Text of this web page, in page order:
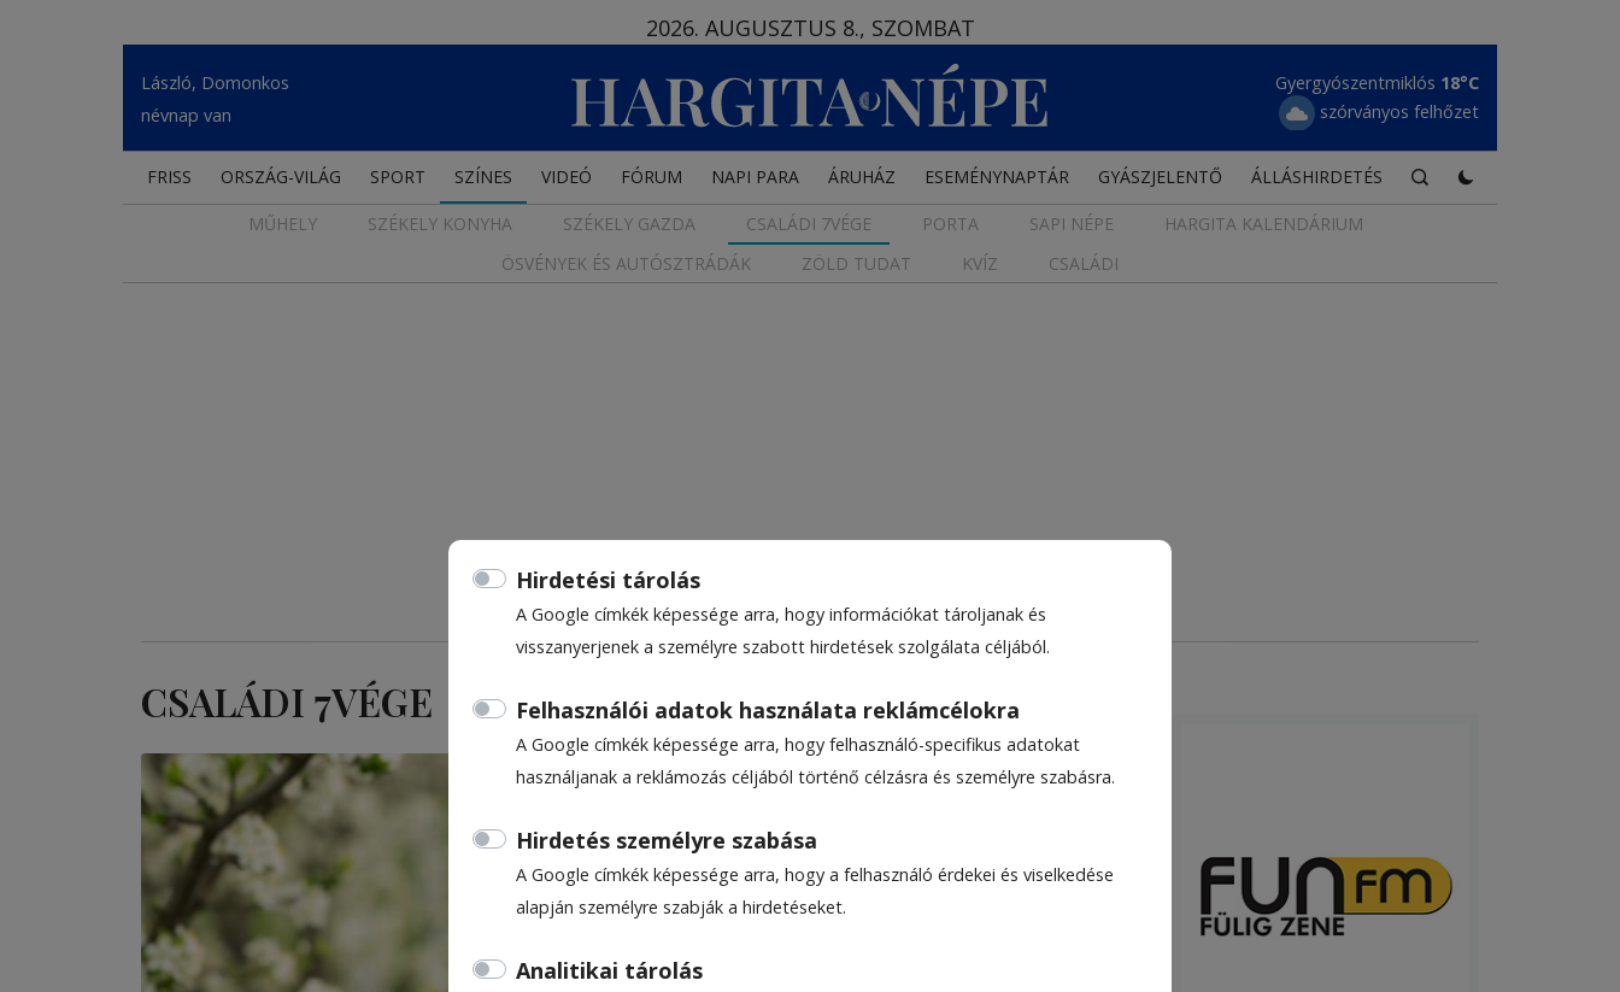
Hirdetési tárolás
A Google címkék képessége arra, hogy információkat tároljanak és
visszanyerjenek a személyre szabott hirdetések szolgálata céljából.
Felhasználói adatok használata reklámcélokra
A Google címkék képessége arra, hogy felhasználó-specifikus adatokat
használjanak a reklámozás céljából történő célzásra és személyre szabásra.
Hirdetés személyre szabása
A Google címkék képessége arra, hogy a felhasználó érdekei és viselkedése
alapján személyre szabják a hirdetéseket.
Analitikai tárolás
2026. AUGUSZTUS 8., SZOMBAT
László, Domonkos
névnap van
Gyergyószentmiklós 18°C
szórványos felhőzet
FRISS ORSZÁG-VILÁG SPORT SZÍNES VIDEÓ FÓRUM NAPI PARA ÁRUHÁZ ESEMÉNYNAPTÁR GYÁSZJELENTŐ ÁLLÁSHIRDETÉS
MŰHELY SZÉKELY KONYHA SZÉKELY GAZDA CSALÁDI 7VÉGE PORTA SAPI NÉPE
HARGITA KALENDÁRIUM
ÖSVÉNYEK ÉS AUTÓSZTRÁDÁK
ZÖLD TUDAT KVÍZ CSALÁDI
CSALÁDI 7VÉGE